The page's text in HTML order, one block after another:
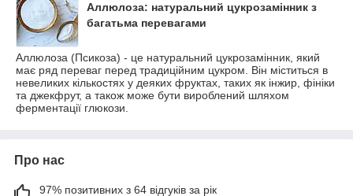
Аллюлоза: натуральний цукрозамінник з
багатьма перевагами
Аллюлоза (Псикоза) - це натуральний цукрозамінник, який
має ряд переваг перед традиційним цукром. Він міститься в
невеликих кількостях у деяких фруктах, таких як інжир, фініки
та джекфрут, а також може бути вироблений шляхом
ферментації глюкози.
Про нас
97% позитивних з 64 відгуків за рік